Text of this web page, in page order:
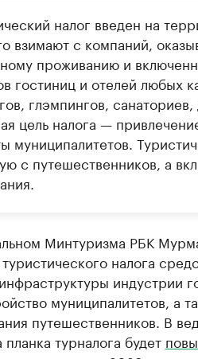
налог введен на
взимают с компаний,
проживанию и
гостиниц и отелей любых
глэмпингов, санаториев,
цель налога —
муниципалитетов.
с путешественников, а
Минтуризма РБК
налога
индустрии
муниципалитетов, а
путешественников. В
турналога будет